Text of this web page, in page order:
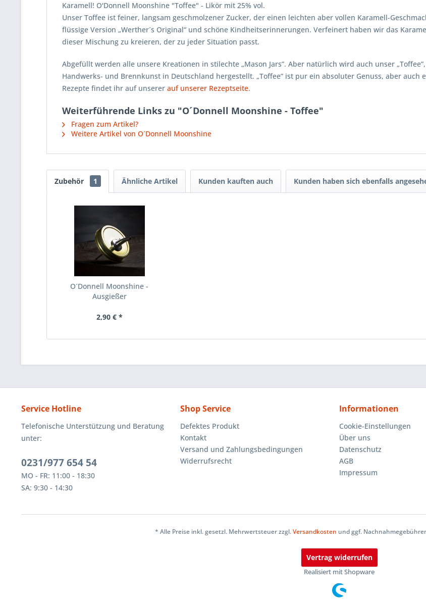
Karamell! O'Donnell Moonshine "Toffee" - Likör mit 25% vol.
Unser Toffee ist feiner, langsam geschmolzener Zucker, der einen leichten aber vollen Karamell-
flüssige Version „Werther´s Original“ und schöne Kindheitserinnerungen. Verfeinert haben wir das
dieser Mischung zu kreieren, der zu jeder Situation passt.
Abgefüllt werden alle unsere Kreationen in stilechte „Mason Jars”. Aber natürlich wird auch unser
Handwerks- und Brennkunst in Deutschland hergestellt. „Toffee” ist pur ein absoluter Genuss, aber
Rezepte findet ihr auf unserer auf unserer Rezeptseite.
Weiterführende Links zu "O´Donnell Moonshine - Toffee"
Fragen zum Artikel?
Weitere Artikel von O´Donnell Moonshine
Zubehör 1 Ähnliche Artikel Kunden kauften auch Kunden haben sich ebenfalls
O´Donnell Moonshine -
Ausgießer
2,90 € *
Service Hotline
Telefonische Unterstützung und Beratung
unter:
0231/977 654 54
MO - FR: 11:00 - 18:30
SA: 9:30 - 14:30
Shop Service
Defektes Produkt
Kontakt
Versand und Zahlungsbedingungen
Widerrufsrecht
Informationen
Cookie-Einstellungen
Über uns
Datenschutz
AGB
Impressum
* Alle Preise inkl. gesetzl. Mehrwertsteuer zzgl.Versandkosten und ggf.
Vertrag widerrufen
Realisiert mit Shopware